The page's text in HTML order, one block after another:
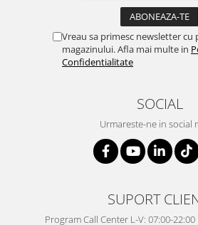
Vreau sa primesc newsletter
magazinului. Afla mai multe in
Confidentialitate
SOCIAL
Urmareste-ne in social
SUPORT
Program Call Center L-V: 07:00-